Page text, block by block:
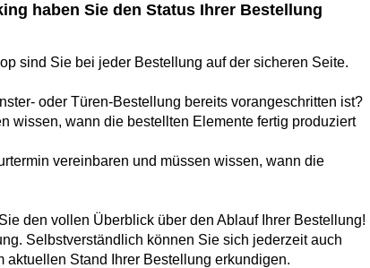
haben Sie den Status Ihrer Bestellung
sind Sie bei jeder Bestellung auf der sicheren Seite.
oder Türen-Bestellung bereits vorangeschritten ist?
wissen, wann die bestellten Elemente fertig produziert
vereinbaren und müssen wissen, wann die
den vollen Überblick über den Ablauf Ihrer Bestellung!
Selbstverständlich können Sie sich jederzeit auch
aktuellen Stand Ihrer Bestellung erkundigen.